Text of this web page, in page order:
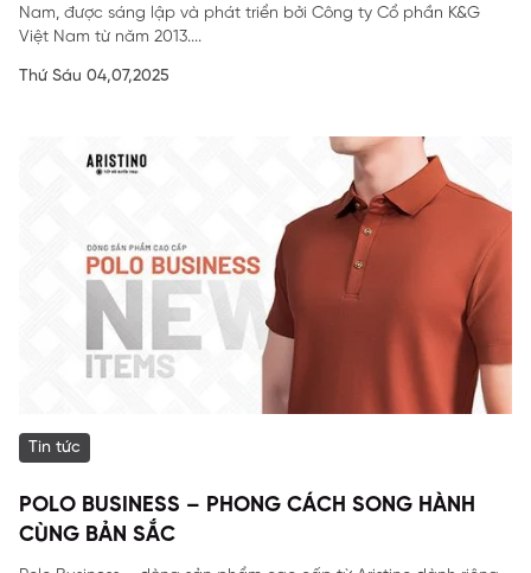
Nam, được sáng lập và phát triển bởi Công ty Cổ phần K&G
Việt Nam từ năm 2013....
Thứ Sáu 04,07,2025
Tin tức
POLO BUSINESS – PHONG CÁCH SONG HÀNH
CÙNG BẢN SẮC